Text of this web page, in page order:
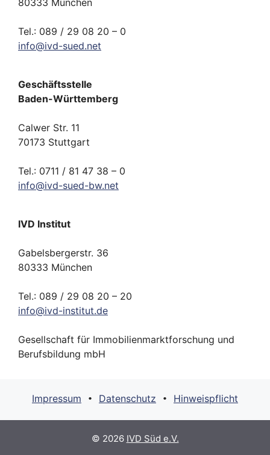
Tel.: 089 / 29 08 20 – 0
info@ivd-sued.net
Geschäftsstelle
Baden-Württemberg
Calwer Str. 11
70173 Stuttgart
Tel.: 0711 / 81 47 38 – 0
info@ivd-sued-bw.net
IVD Institut
Gabelsbergerstr. 36
80333 München
Tel.: 089 / 29 08 20 – 20
info@ivd-institut.de
Gesellschaft für Immobilienmarktforschung und
Berufsbildung mbH
Impressum • Datenschutz • Hinweispflicht
© 2026 IVD Süd e.V.